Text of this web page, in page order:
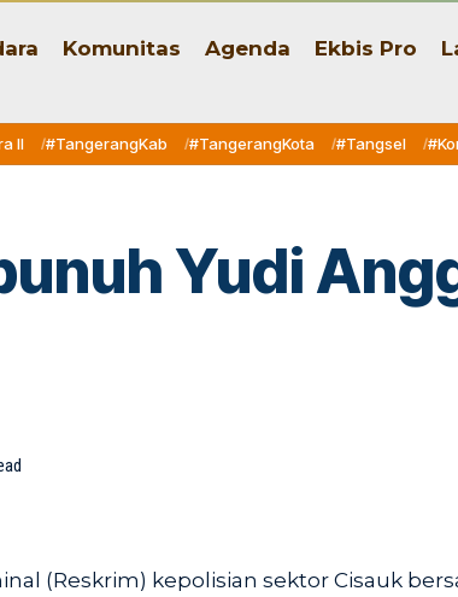
Komunitas Agenda Ekbis Pro
II #TangerangKab #TangerangKota #Tangsel
Yudi
(Reskrim) kepolisian sektor Cisauk